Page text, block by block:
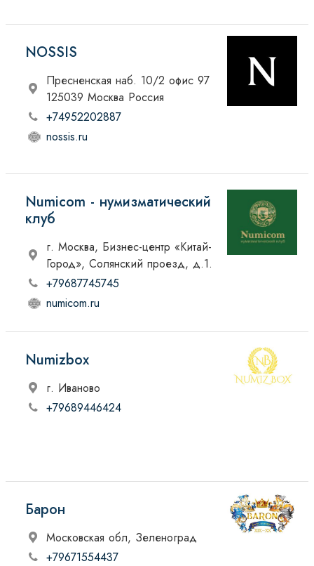
NOSSIS
Пресненская наб. 10/2 офис 97
125039 Москва Россия
+74952202887
nossis.ru
Numicom - нумизматический
клуб
г. Москва, Бизнес-центр «Китай-
Город», Солянский проезд, д.1.
+79687745745
numicom.ru
Numizbox
г. Иваново
+79689446424
Барон
Московская обл, Зеленоград
+79671554437